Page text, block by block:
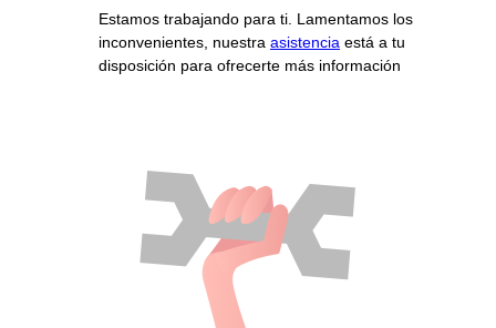
Estamos trabajando para ti. Lamentamos los
inconvenientes, nuestra asistencia está a tu
disposición para ofrecerte más información